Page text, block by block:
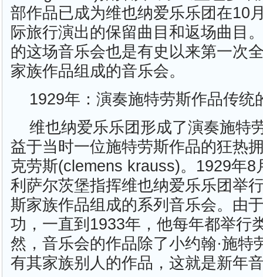
部作品已成为维也纳爱乐乐团在10
际旅行演出的保留曲目和返场曲目
的这场音乐会也是有史以来第一次
家族作品组成的音乐会。
1929年：演奏施特劳斯作品传统
维也纳爱乐乐团形成了演奏施特
益于当时一位施特劳斯作品的狂热
克劳斯(clemens krauss)。1929年8
利萨尔茨堡指挥维也纳爱乐乐团举
斯家族作品组成的系列音乐会。由
功，一直到1933年，他每年都举行
然，音乐会的作品除了小约翰·施特
有其家族别人的作品，这就是新年